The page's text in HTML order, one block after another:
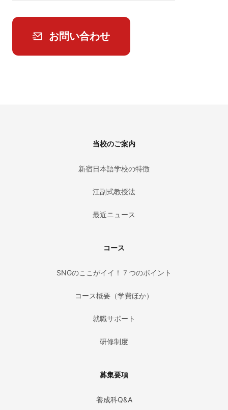
お問い合わせ
当校のご案内
新宿日本語学校の特徴
江副式教授法
最近ニュース
コース
SNGのここがイイ！７つのポイント
コース概要（学費ほか）
就職サポート
研修制度
募集要項
養成科Q&A